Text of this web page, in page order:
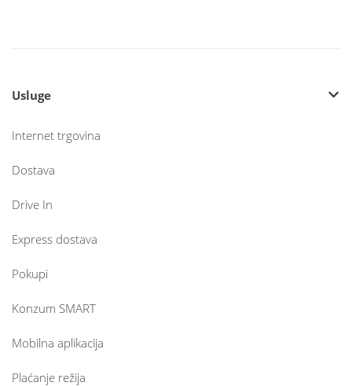
Usluge
Internet trgovina
Dostava
Drive In
Express dostava
Pokupi
Konzum SMART
Mobilna aplikacija
Plaćanje režija